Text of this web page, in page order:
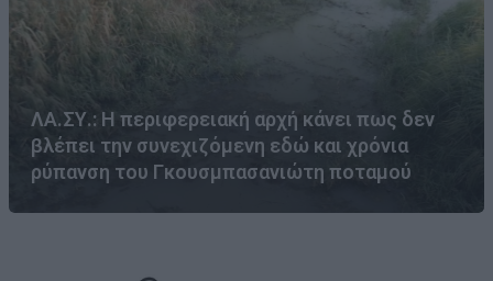
ΛΑ.ΣΥ.: Η περιφερειακή αρχή κάνει πως δεν
βλέπει την συνεχιζόμενη εδώ και χρόνια
ρύπανση του Γκουσμπασανιώτη ποταμού